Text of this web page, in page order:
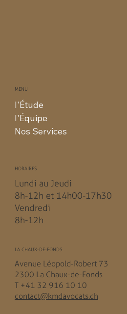
MENU
l'Étude
l'Équipe
Nos Services
HORAIRES
Lundi au Jeudi
8h-12h et 14h00-17h30
Vendredi
8h-12h
LA CHAUX-DE-FONDS
Avenue Léopold-Robert 73
2300 La Chaux-de-Fonds
T +41 32 916 10 10
contact@kmdavocats.ch